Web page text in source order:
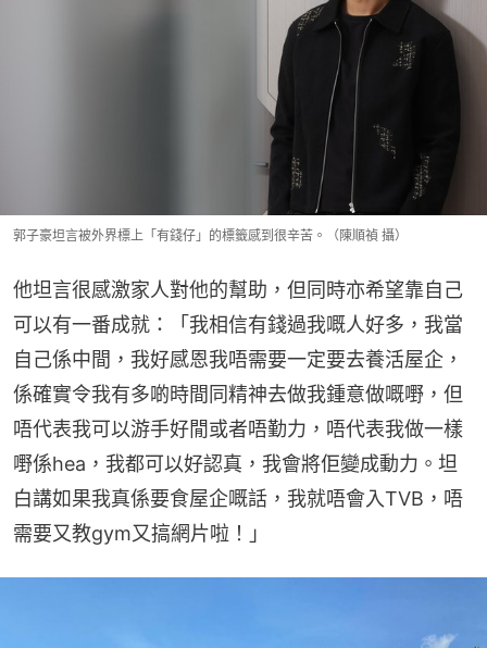
郭子豪坦言被外界標上「有錢仔」的標籤感到很辛苦。（陳順禎 攝）
他坦言很感激家人對他的幫助，但同時亦希望靠自己
可以有一番成就：「我相信有錢過我嘅人好多，我當
自己係中間，我好感恩我唔需要一定要去養活屋企，
係確實令我有多啲時間同精神去做我鍾意做嘅嘢，但
唔代表我可以游手好閒或者唔勤力，唔代表我做一樣
嘢係hea，我都可以好認真，我會將佢變成動力。坦
白講如果我真係要食屋企嘅話，我就唔會入TVB，唔
需要又教gym又搞網片啦！」